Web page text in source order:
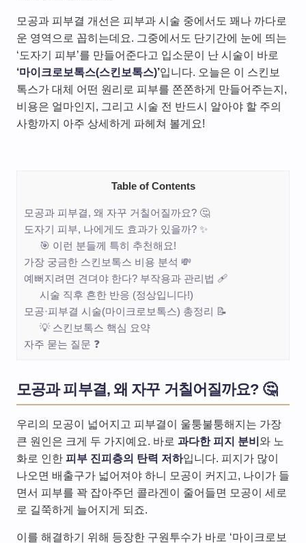
모공과 피부결 개선은 피부과 시술 중에서도 꽤나 까다로
운 영역으로 꼽히는데요. 그중에서도 단기간에 눈에 띄는
‘도자기 피부’를 만들어준다고 입소문이 난 시술이 바로
‘마이크로보톡스(스킨보톡스)’입니다. 오늘은 이 스킨보
톡스가 대체 어떤 원리로 피부를 쫀쫀하게 만들어주는지,
비용은 얼마인지, 그리고 시술 전 반드시 알아야 할 주의
사항까지 아주 상세하게 파헤쳐 볼게요!
Table of Contents
모공과 피부결, 왜 자꾸 거칠어질까요? 🤔
도자기 피부, 나에게도 효과가 있을까? ✨
🎯 이런 분들께 특히 추천해요!
가장 궁금한 스킨보톡스 비용 분석 💸
예뻐지려면 견뎌야 한다? 부작용과 관리법 🩹
시술 직후 흔한 반응 (정상입니다!)
모공·피부결 시술(마이크로보톡스) 총정리 📝
💡 스킨보톡스 핵심 요약
자주 묻는 질문 ❓
모공과 피부결, 왜 자꾸 거칠어질까요? 🤔
우리의 모공이 넓어지고 피부결이 울퉁불퉁해지는 가장
큰 원인은 크게 두 가지예요. 바로 과다한 피지 분비 와 노
화로 인한 피부 진피층의 탄력 저하입니다. 피지가 많이
나오면 배출구가 넓어져야 하니 모공이 커지고, 나이가 들
면서 피부를 꽉 잡아주던 콜라겐이 줄어들면 모공이 세로
로 길쭉하게 늘어지게 되죠.
이를 해결하기 위해 등장한 구원투수가 바로 ‘마이크로보